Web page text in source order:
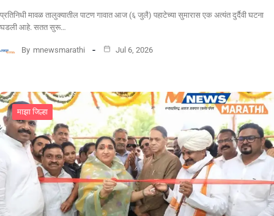
​प्रतिनिधी मावळ तालुक्यातील पाटण गावात आज (६ जुलै) पहाटेच्या सुमारास एक अत्यंत दुर्दैवी घटना
घडली आहे. सतत सुरू…
By mnewsmarathi Jul 6, 2026
माझा जिल्हा